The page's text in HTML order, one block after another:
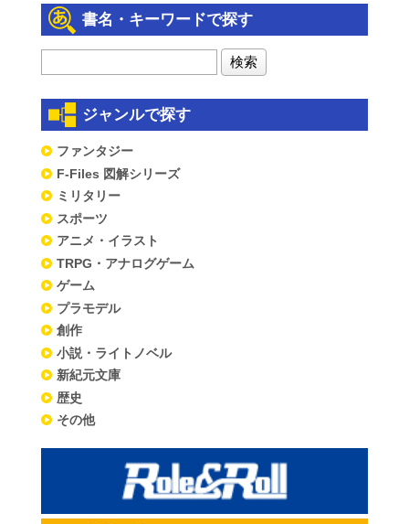
書名・キーワードで探す
ジャンルで探す
ファンタジー
F-Files 図解シリーズ
ミリタリー
スポーツ
アニメ・イラスト
TRPG・アナログゲーム
ゲーム
プラモデル
創作
小説・ライトノベル
新紀元文庫
歴史
その他